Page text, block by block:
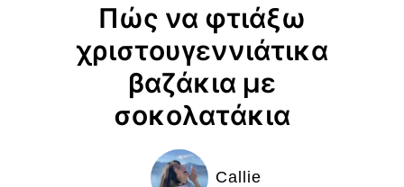
Πώς να φτιάξω
χριστουγεννιάτικα
βαζάκια με
σοκολατάκια
Callie